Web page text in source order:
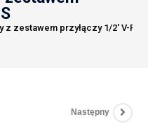
zestawem przyłączy 1/2′ V-
Następny